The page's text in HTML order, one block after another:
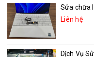
Sửa chữa
Liên hệ
Dịch Vụ